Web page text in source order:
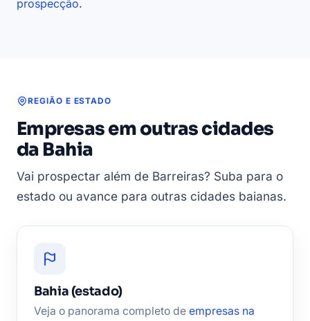
prospecção.
REGIÃO E ESTADO
Empresas em outras cidades
da Bahia
Vai prospectar além de Barreiras? Suba para o
estado ou avance para outras cidades baianas.
Bahia (estado)
Veja o panorama completo de empresas na